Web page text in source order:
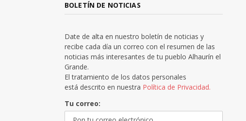
BOLETÍN DE NOTICIAS
Date de alta en nuestro boletín de noticias y
recibe cada día un correo con el resumen de las
noticias más interesantes de tu pueblo Alhaurín el
Grande.
El tratamiento de los datos personales
está descrito en nuestra Política de Privacidad.
Tu correo: